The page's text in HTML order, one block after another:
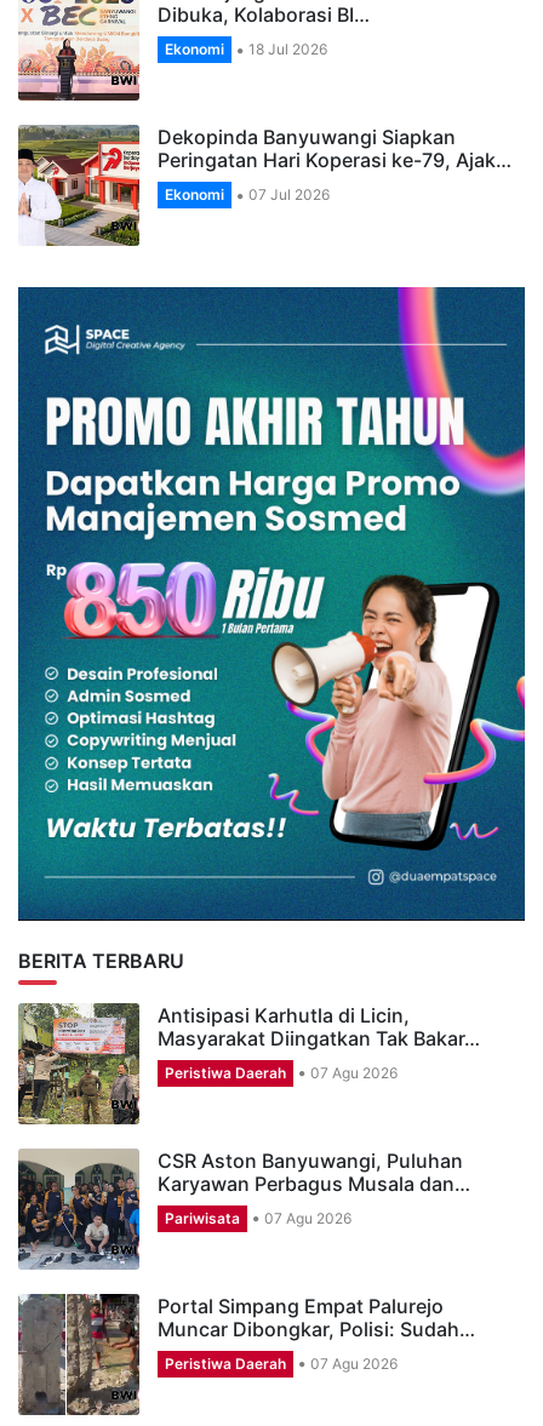
Dibuka, Kolaborasi BI…
Ekonomi 18 Jul 2026
Dekopinda Banyuwangi Siapkan
Peringatan Hari Koperasi ke-79, Ajak…
Ekonomi 07 Jul 2026
BERITA TERBARU
Antisipasi Karhutla di Licin,
Masyarakat Diingatkan Tak Bakar…
Peristiwa Daerah 07 Agu 2026
CSR Aston Banyuwangi, Puluhan
Karyawan Perbagus Musala dan…
Pariwisata 07 Agu 2026
Portal Simpang Empat Palurejo
Muncar Dibongkar, Polisi: Sudah…
Peristiwa Daerah 07 Agu 2026